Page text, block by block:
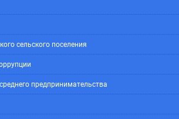
сельского поселения
предпринимательства